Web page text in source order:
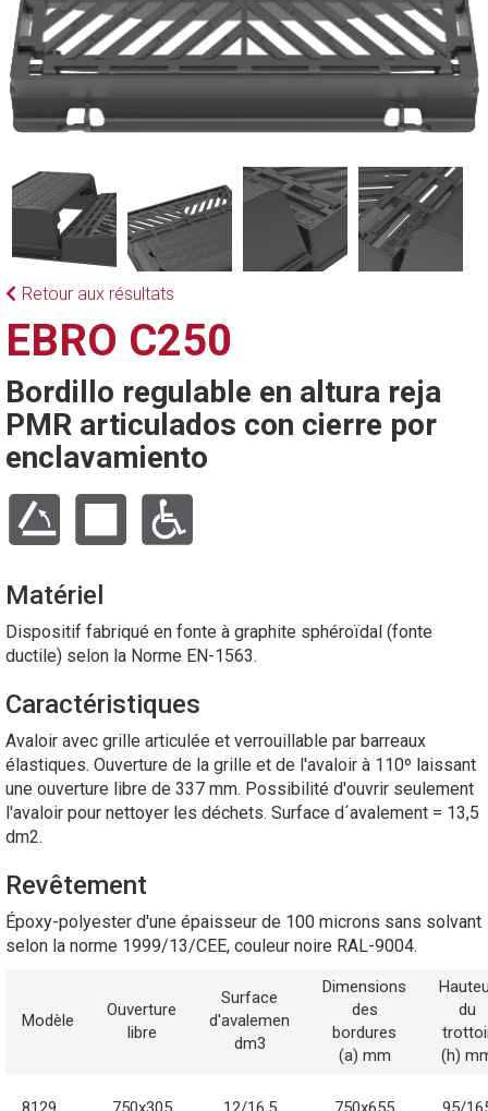
Retour aux résultats
EBRO C250
Bordillo regulable en altura reja
PMR articulados con cierre por
enclavamiento
Matériel
Dispositif fabriqué en fonte à graphite sphéroïdal (fonte
ductile) selon la Norme EN-1563.
Caractéristiques
Avaloir avec grille articulée et verrouillable par barreaux
élastiques. Ouverture de la grille et de l'avaloir à 110º laissant
une ouverture libre de 337 mm. Possibilité d'ouvrir seulement
l'avaloir pour nettoyer les déchets. Surface d´avalement = 13,5
dm2.
Revêtement
Époxy-polyester d'une épaisseur de 100 microns sans solvant
selon la norme 1999/13/CEE, couleur noire RAL-9004.
Modèle
Ouverture
libre
Surface
d'avalemen
dm3
Dimensions
des
bordures
(a) mm
du
(h)